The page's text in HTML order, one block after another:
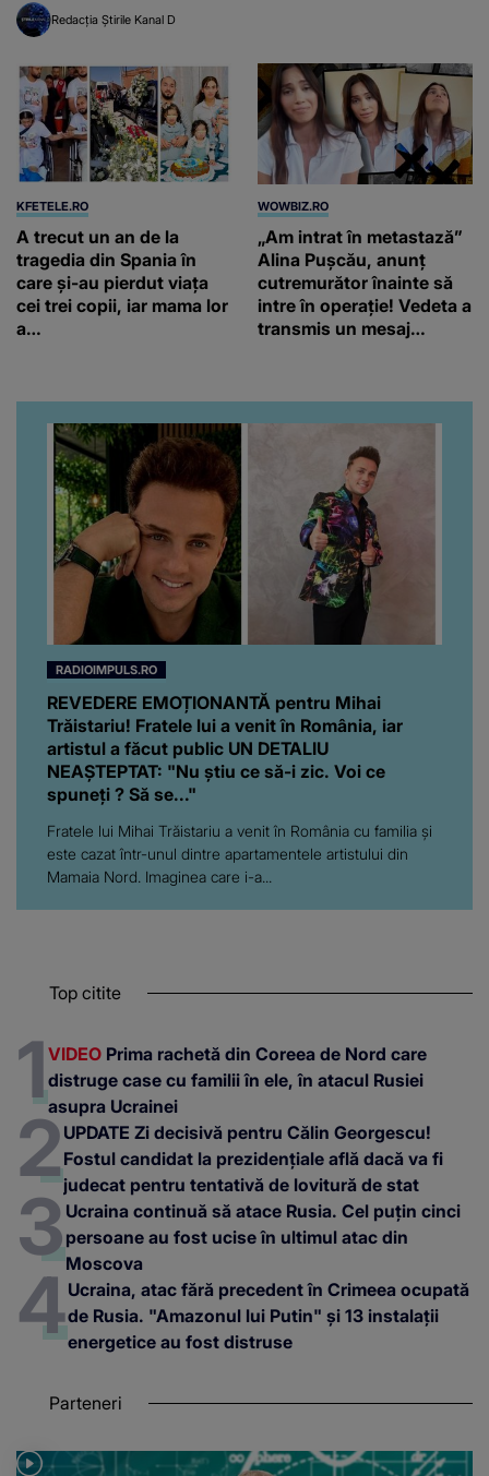
Redacția Știrile Kanal D
KFETELE.RO
A trecut un an de la
tragedia din Spania în
care și-au pierdut viața
cei trei copii, iar mama lor
a…
WOWBIZ.RO
„Am intrat în metastază”
Alina Pușcău, anunț
cutremurător înainte să
intre în operație! Vedeta a
transmis un mesaj
RADIOIMPULS.RO
REVEDERE EMOȚIONANTĂ pentru Mihai
Trăistariu! Fratele lui a venit în România, iar
artistul a făcut public UN DETALIU
NEAȘTEPTAT: "Nu știu ce să-i zic. Voi ce
spuneți ? Să se..."
Fratele lui Mihai Trăistariu a venit în România cu familia și
este cazat într-unul dintre apartamentele artistului din
Mamaia Nord. Imaginea care i-a...
Top citite
VIDEO Prima rachetă din Coreea de Nord care
distruge case cu familii în ele, în atacul Rusiei
asupra Ucrainei
UPDATE Zi decisivă pentru Călin Georgescu!
Fostul candidat la prezidențiale află dacă va fi
judecat pentru tentativă de lovitură de stat
Ucraina continuă să atace Rusia. Cel puțin cinci
persoane au fost ucise în ultimul atac din
Moscova
Ucraina, atac fără precedent în Crimeea ocupată
de Rusia. "Amazonul lui Putin" și 13 instalații
energetice au fost distruse
Parteneri